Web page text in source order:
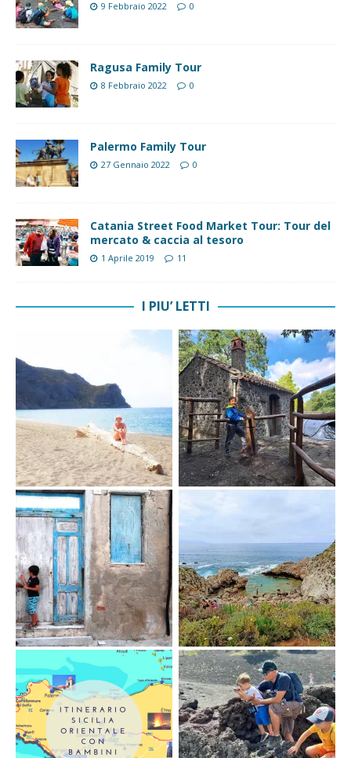
9 Febbraio 2022 0
Ragusa Family Tour
8 Febbraio 2022 0
Palermo Family Tour
27 Gennaio 2022 0
Catania Street Food Market Tour: Tour del
mercato & caccia al tesoro
1 Aprile 2019 11
I PIU’ LETTI